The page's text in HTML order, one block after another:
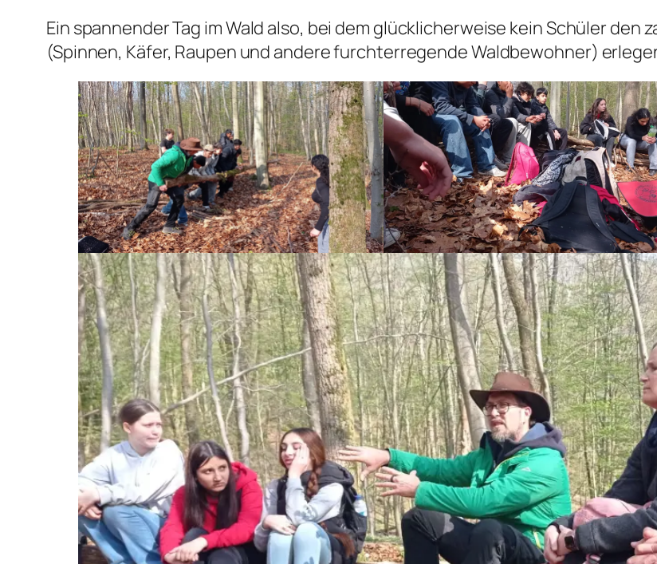
Ein spannender Tag im Wald also, bei dem glücklicherweise kein Schüler den
(Spinnen, Käfer, Raupen und andere furchterregende Waldbewohner)